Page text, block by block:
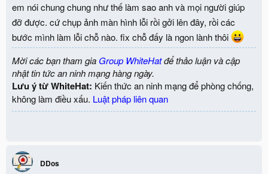
em nói chung chung như thế làm sao anh và mọi người giúp
đỡ được. cứ chụp ảnh màn hình lỗi rồi gởi lên đây, rồi các
bước mình làm lỗi chỗ nào. fix chỗ đấy là ngon lành thôi
Mời các bạn tham gia Group WhiteHatđể thảo luận và cập
nhật tin tức an ninh mạng hàng ngày.
Lưu ý từ WhiteHat: Kiến thức an ninh mạng để phòng chống,
không làm điều xấu. Luật pháp liên quan
DDos